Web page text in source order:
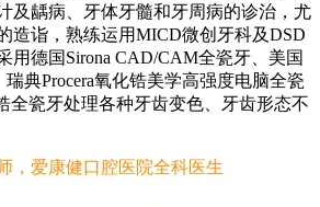
及龋病、牙体牙髓和牙周病的诊治，尤
造诣，熟练运用MICD微创牙科及DSD
用德国Sirona CAD/CAM全瓷牙、美国
典Procera氧化锆美学高强度电脑全瓷
全瓷牙处理各种牙齿变色、牙齿形态不
爱康健口腔医院全科医生